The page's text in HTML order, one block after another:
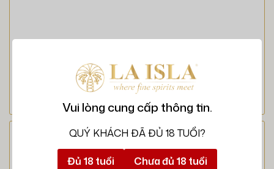
Vui lòng cung cấp thông tin.
QUÝ KHÁCH ĐÃ ĐỦ 18 TUỔI?
Đủ 18 tuổi Chưa đủ 18 tuổi